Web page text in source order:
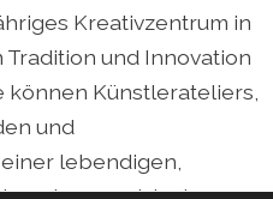
Kreativzentrum in
und Innovation
können Künstlerateliers,
und
lebendigen,